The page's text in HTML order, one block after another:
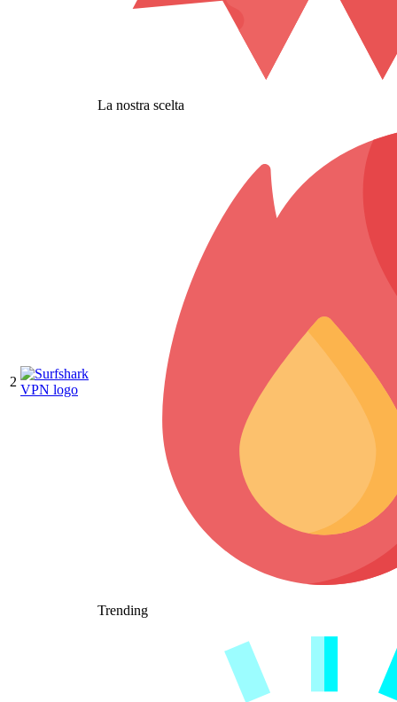
La nostra scelta
2
Trending